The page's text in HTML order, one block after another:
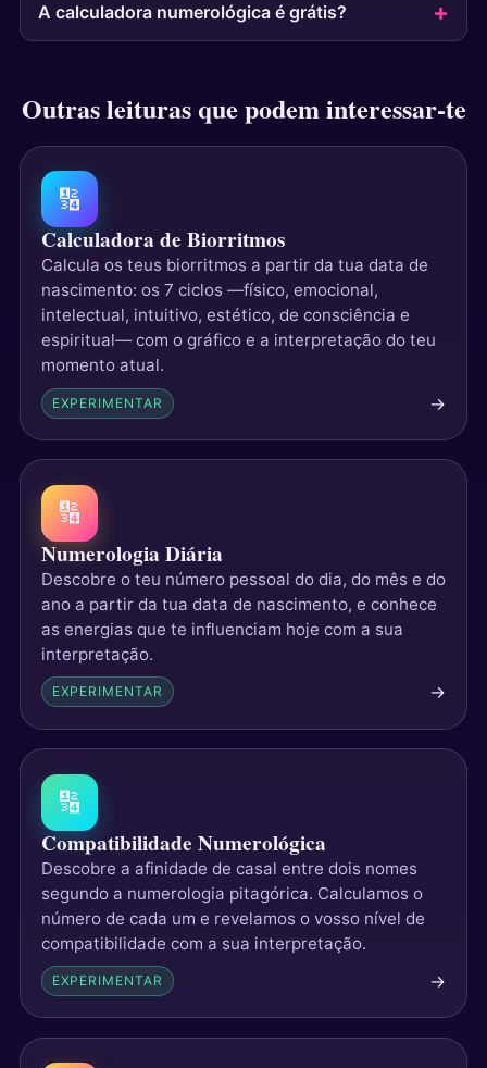
A calculadora numerológica é grátis?
Outras leituras que podem interessar-te
🔢
Calculadora de Biorritmos
Calcula os teus biorritmos a partir da tua data de
nascimento: os 7 ciclos —físico, emocional,
intelectual, intuitivo, estético, de consciência e
espiritual— com o gráfico e a interpretação do teu
momento atual.
EXPERIMENTAR →
🔢
Numerologia Diária
Descobre o teu número pessoal do dia, do mês e do
ano a partir da tua data de nascimento, e conhece
as energias que te influenciam hoje com a sua
interpretação.
EXPERIMENTAR →
🔢
Compatibilidade Numerológica
Descobre a afinidade de casal entre dois nomes
segundo a numerologia pitagórica. Calculamos o
número de cada um e revelamos o vosso nível de
compatibilidade com a sua interpretação.
EXPERIMENTAR →